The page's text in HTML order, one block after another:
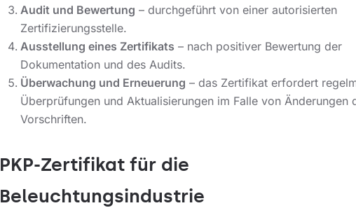
Audit und Bewertung – durchgeführt von einer autorisierten
Zertifizierungsstelle.
Ausstellung eines Zertifikats – nach positiver Bewertung der
Dokumentation und des Audits.
Überwachung und Erneuerung – das Zertifikat erfordert
Überprüfungen und Aktualisierungen im Falle von Änderungen
Vorschriften.
PKP-Zertifikat für die
Beleuchtungsindustrie